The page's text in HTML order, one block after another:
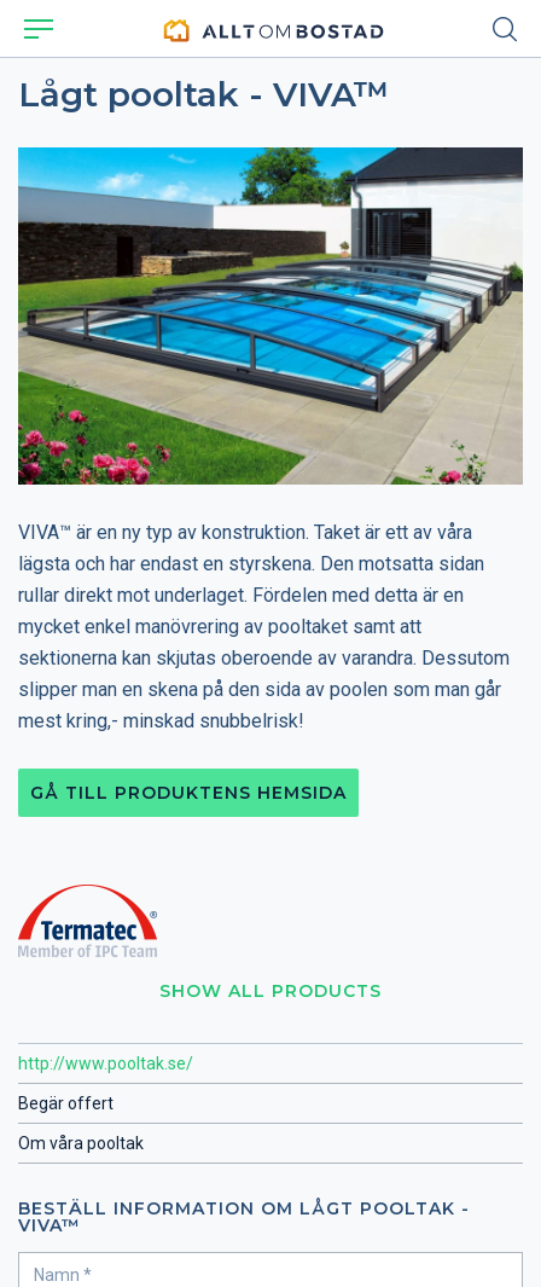
Lågt pooltak - VIVA™
SHOW ALL PRODUCTS
http://www.pooltak.se/
Begär offert
Om våra pooltak
BESTÄLL INFORMATION OM LÅGT POOLTAK -
VIVA™
VIVA™ är en ny typ av konstruktion. Taket är ett av våra
lägsta och har endast en styrskena. Den motsatta sidan
rullar direkt mot underlaget. Fördelen med detta är en
mycket enkel manövrering av pooltaket samt att
sektionerna kan skjutas oberoende av varandra. Dessutom
slipper man en skena på den sida av poolen som man går
mest kring,- minskad snubbelrisk!
GÅ TILL PRODUKTENS HEMSIDA